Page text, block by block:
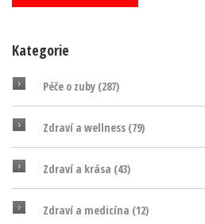
Kategorie
Péče o zuby (287)
Zdraví a wellness (79)
Zdraví a krása (43)
Zdraví a medicína (12)